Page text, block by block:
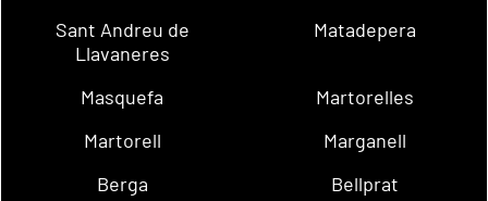
Sant Andreu de
Llavaneres
Matadepera
Masquefa
Martorelles
Martorell
Marganell
Berga
Bellprat